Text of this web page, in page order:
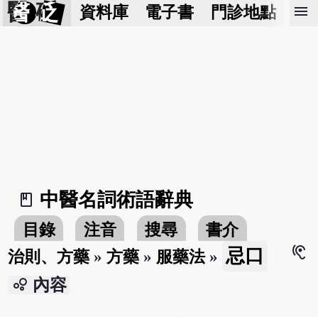
醫 砭 資料庫 電子書 門診地點 預
menu
book_2
中醫名詞術語辭典
目錄 注音 搜尋
書介
治則、方藥 »方藥 » 服藥法» 忌口
hearing
bubble_chart 內容